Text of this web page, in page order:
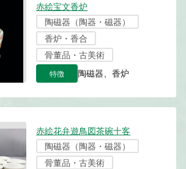
赤絵宝文香炉
陶磁器（陶器・磁器）
香炉・香合
骨董品・古美術
特徴 陶磁器、香炉
赤絵花弁遊鳥図茶碗十客
陶磁器（陶器・磁器）
骨董品・古美術